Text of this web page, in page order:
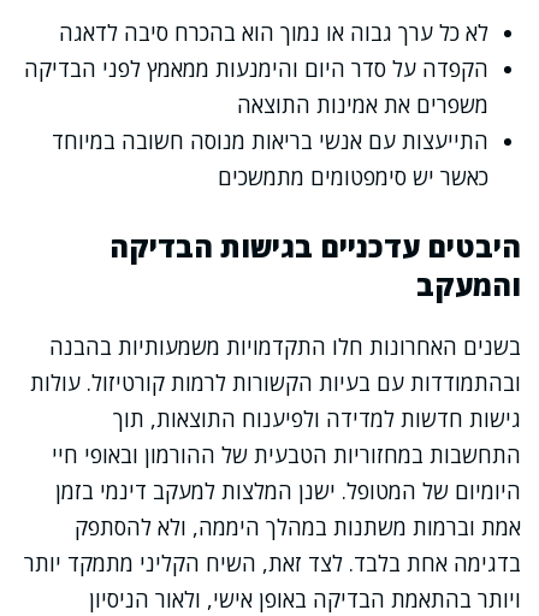
לא כל ערך גבוה או נמוך הוא בהכרח סיבה לדאגה
הקפדה על סדר היום והימנעות ממאמץ לפני הבדיקה
משפרים את אמינות התוצאה
התייעצות עם אנשי בריאות מנוסה חשובה במיוחד
כאשר יש סימפטומים מתמשכים
היבטים עדכניים בגישות הבדיקה
והמעקב
בשנים האחרונות חלו התקדמויות משמעותיות בהבנה
ובהתמודדות עם בעיות הקשורות לרמות קורטיזול. עולות
גישות חדשות למדידה ולפיענוח התוצאות, תוך
התחשבות במחזוריות הטבעית של ההורמון ובאופי חיי
היומיום של המטופל. ישנן המלצות למעקב דינמי בזמן
אמת וברמות משתנות במהלך היממה, ולא להסתפק
בדגימה אחת בלבד. לצד זאת, השיח הקליני מתמקד יותר
ויותר בהתאמת הבדיקה באופן אישי, ולאור הניסיון